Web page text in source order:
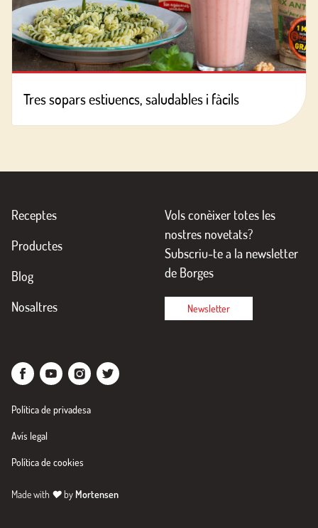
Tres sopars estiuencs, saludables i fàcils
Receptes
Productes
Blog
Nosaltres
Vols conèixer totes les
nostres novetats?
Subscriu-te a la newsletter
de Borges
Newsletter
Política de privadesa
Avís legal
Política de cookies
Made with ♥by Mortensen